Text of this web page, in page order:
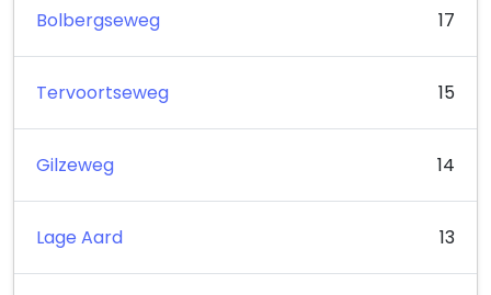
Bolbergseweg 17
Tervoortseweg 15
Gilzeweg 14
Lage Aard 13